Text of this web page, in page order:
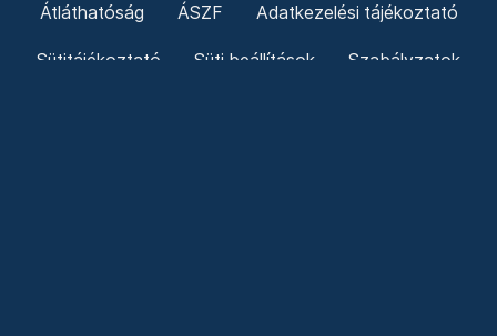
Átláthatóság ÁSZF Adatkezelési tájékoztató
Sütitájékoztató Süti beállítások Szabályzatok